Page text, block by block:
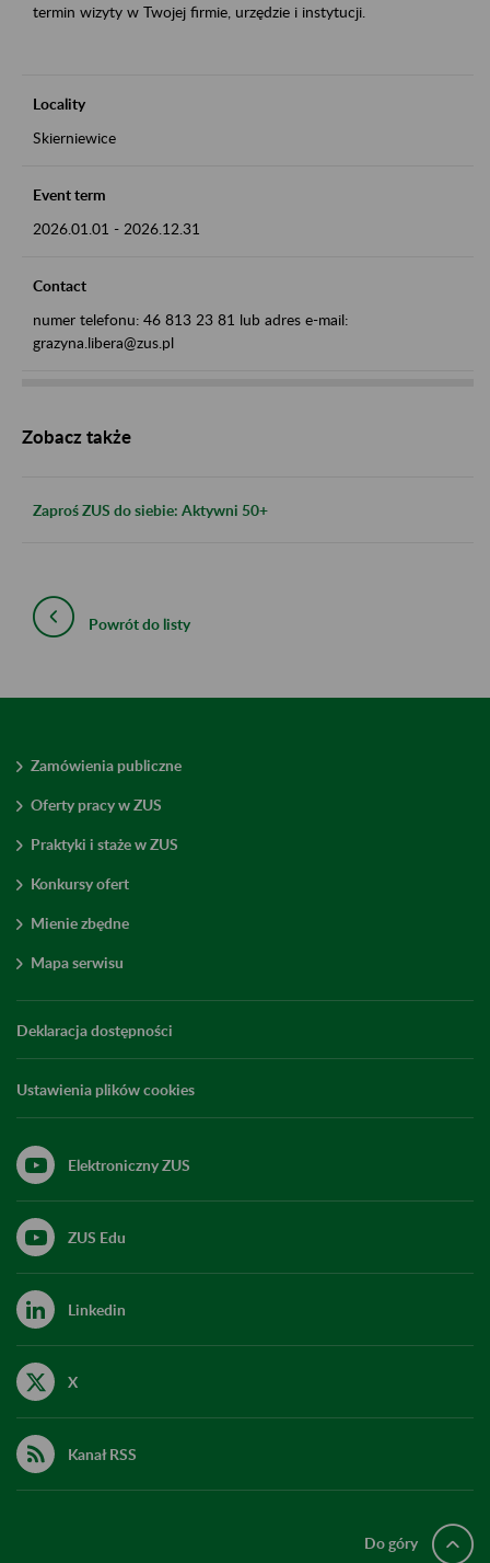
termin wizyty w Twojej firmie, urzędzie i instytucji.
Locality
Skierniewice
Event term
2026.01.01 - 2026.12.31
Contact
numer telefonu: 46 813 23 81 lub adres e-mail:
grazyna.libera@zus.pl
Zobacz także
Zaproś ZUS do siebie: Aktywni 50+
Powrót do listy
Zamówienia publiczne
Oferty pracy w ZUS
Praktyki i staże w ZUS
Konkursy ofert
Mienie zbędne
Mapa serwisu
Deklaracja dostępności
Ustawienia plików cookies
Elektroniczny ZUS
ZUS Edu
Linkedin
X
Kanał RSS
Do góry